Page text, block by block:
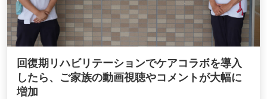
回復期リハビリテーションでケアコラボを導入
したら、ご家族の動画視聴やコメントが大幅に
増加